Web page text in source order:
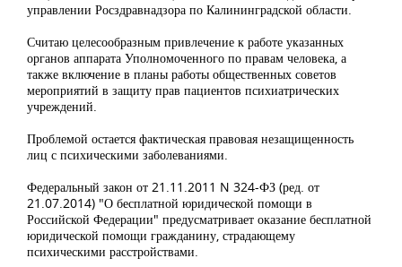
управлении Росздравнадзора по Калининградской области.
Считаю целесообразным привлечение к работе указанных
органов аппарата Уполномоченного по правам человека, а
также включение в планы работы общественных советов
мероприятий в защиту прав пациентов психиатрических
учреждений.
Проблемой остается фактическая правовая незащищенность
лиц с психическими заболеваниями.
Федеральный закон от 21.11.2011 N 324-ФЗ (ред. от
21.07.2014) "О бесплатной юридической помощи в
Российской Федерации" предусматривает оказание бесплатной
юридической помощи гражданину, страдающему
психическими расстройствами.